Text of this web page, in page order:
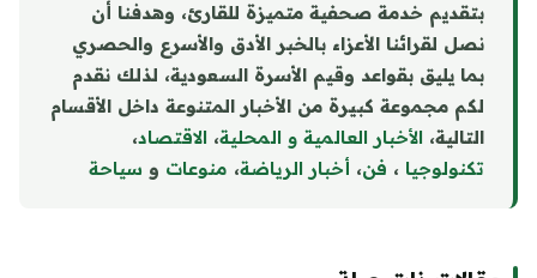
بتقديم خدمة صحفية متميزة للقارئ، وهدفنا أن
نصل لقرائنا الأعزاء بالخبر الأدق والأسرع والحصري
بما يليق بقواعد وقيم الأسرة السعودية، لذلك نقدم
لكم مجموعة كبيرة من الأخبار المتنوعة داخل الأقسام
التالية، الأخبار العالمية و المحلية، الاقتصاد،
تكنولوجيا ، فن، أخبار الرياضة، منوعات و سياحة